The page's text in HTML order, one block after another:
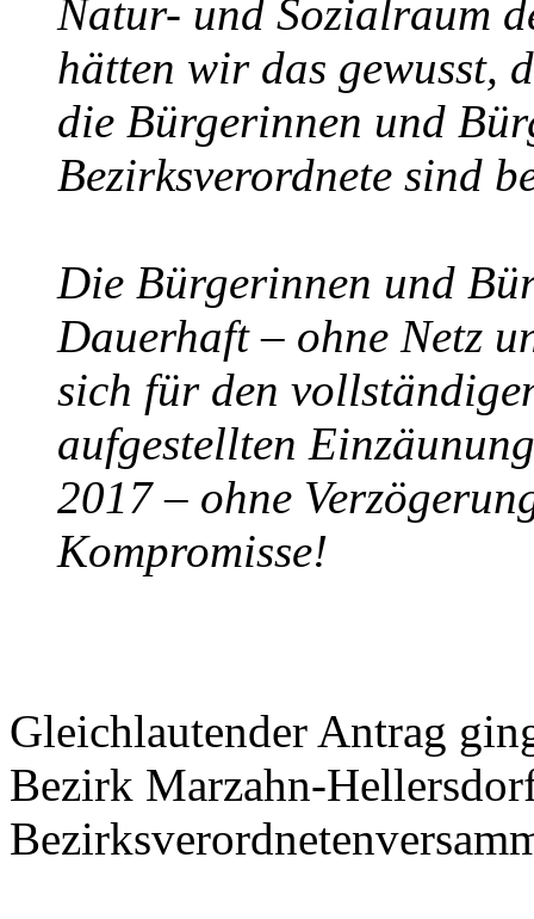
Natur- und Sozialraum
hätten wir das gewusst,
die Bürgerinnen und
Bezirksverordnete sind
Die Bürgerinnen und
Dauerhaft – ohne Netz
sich für den
aufgestellten
2017 – ohne
Kompromisse!
Gleichlautender Antrag
Bezirk Marzahn-